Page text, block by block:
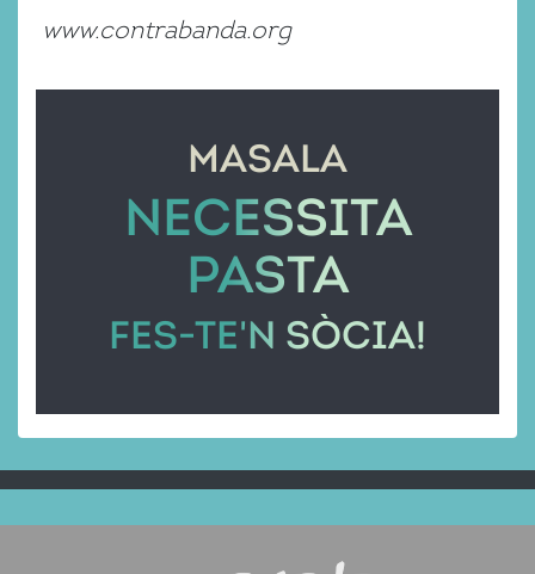
www.contrabanda.org
MASALA
NECESSITA
PASTA
FES-TE'N SÒCIA!